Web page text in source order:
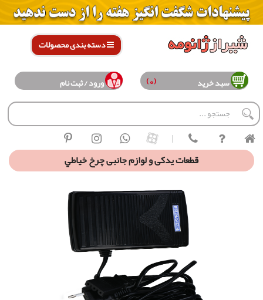
دسته بندی محصولات
سبد خرید (0) ورود / ثبت نام
|
قطعات يدکی و لوازم جانبی چرخ خياطي